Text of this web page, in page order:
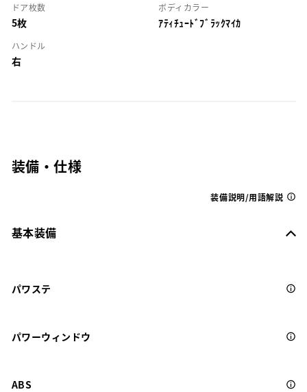
ドア枚数
5枚
ボディカラー
ｱﾃｨﾁｭｰﾄﾞﾌﾞﾗｯｸﾏｲｶ
ハンドル
右
装備・仕様
装備説明/用語解説
基本装備
パワステ
パワーウィンドウ
ABS